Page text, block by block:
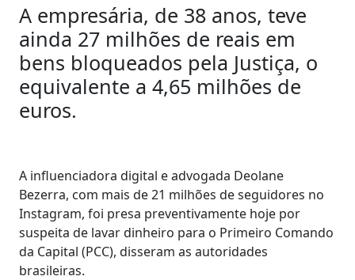
A empresária, de 38 anos, teve
ainda 27 milhões de reais em
bens bloqueados pela Justiça, o
equivalente a 4,65 milhões de
euros.
A influenciadora digital e advogada Deolane
Bezerra, com mais de 21 milhões de seguidores no
Instagram, foi presa preventivamente hoje por
suspeita de lavar dinheiro para o Primeiro Comando
da Capital (PCC), disseram as autoridades
brasileiras.